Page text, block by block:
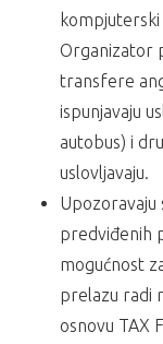
Organizator
transfere
ispunjavaju
autobus) i
uslovljavaju.
Upozoravaju
predviđenih
mogućnost
prelazu radi
osnovu TAX